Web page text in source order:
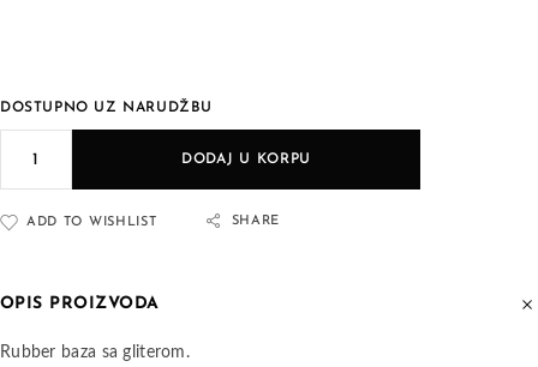
DOSTUPNO UZ NARUDŽBU
DODAJ U KORPU
ADD TO WISHLIST SHARE
OPIS PROIZVODA
Rubber baza sa gliterom.